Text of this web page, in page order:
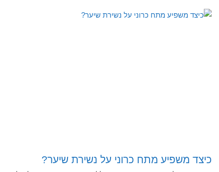
כיצד משפיע מתח כרוני על נשירת שיער?